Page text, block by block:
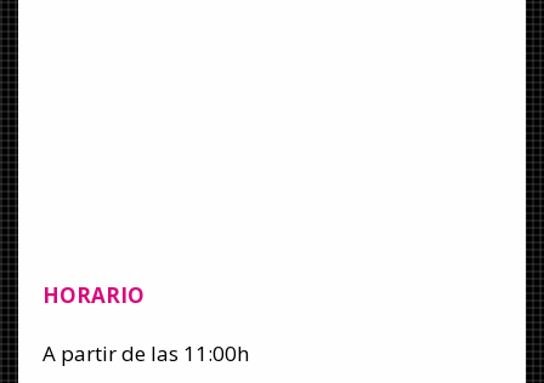
HORARIO
A partir de las 11:00h